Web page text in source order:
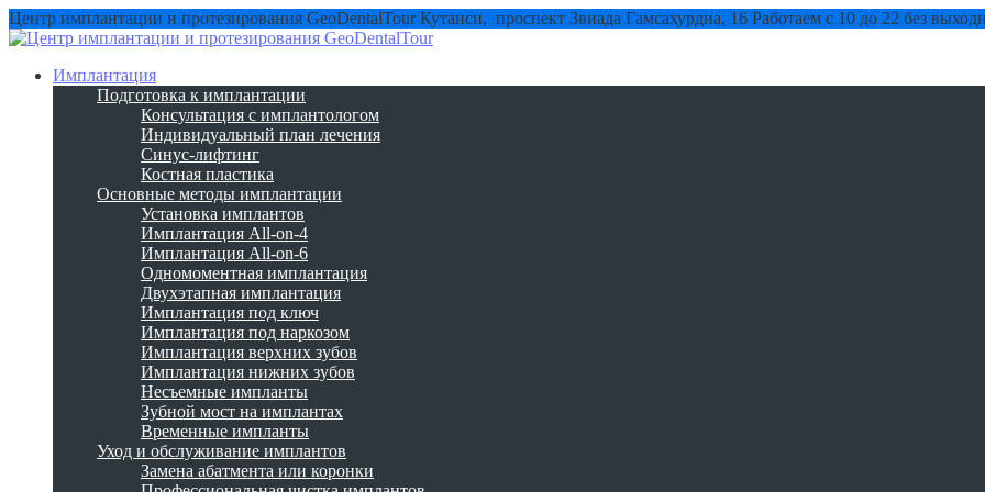
Центр имплантации и протезирования GeoDentalTour Кутаиси, проспект Звиада Гамсахурдиа, 16 Работаем с 10 до 22 без
Имплантация
Подготовка к имплантации
Консультация с имплантологом
Индивидуальный план лечения
Синус-лифтинг
Костная пластика
Основные методы имплантации
Установка имплантов
Имплантация All-on-4
Имплантация All-on-6
Одномоментная имплантация
Двухэтапная имплантация
Имплантация под ключ
Имплантация под наркозом
Имплантация верхних зубов
Имплантация нижних зубов
Несъемные импланты
Зубной мост на имплантах
Временные импланты
Уход и обслуживание имплантов
Замена абатмента или коронки